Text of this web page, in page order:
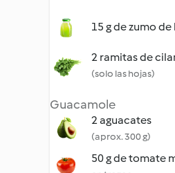
15 g de zumo de
2 ramitas de
(solo las hojas)
Guacamole
2 aguacates
(aprox. 300 g)
50 g de tomate